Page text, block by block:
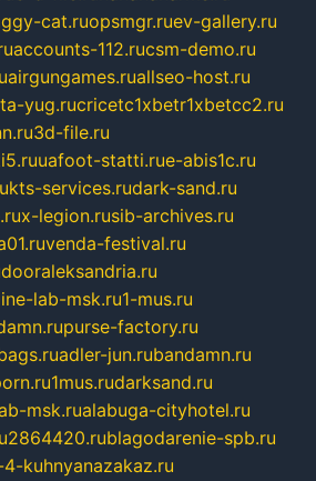
cat.ruopsmgr.ruev-gallery.ru
accounts-112.rucsm-demo.ru
airgungames.ruallseo-host.ru
yug.rucricetc1xbetr1xbetcc2.ru
3d-file.ru
uafoot-statti.rue-abis1c.ru
kts-services.rudark-sand.ru
x-legion.rusib-archives.ru
venda-festival.ru
dooraleksandria.ru
lab-msk.ru1-mus.ru
purse-factory.ru
adler-jun.rubandamn.ru
1mus.rudarksand.ru
msk.rualabuga-cityhotel.ru
2864420.rublagodarenie-spb.ru
kuhnyanazakaz.ru